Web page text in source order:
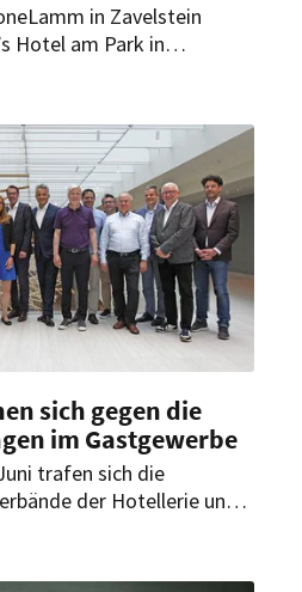
in Zavelstein
Hotel am Park in
sich gegen die
im Gastgewerbe
trafen sich die
der Hotellerie und
dass sich die großen